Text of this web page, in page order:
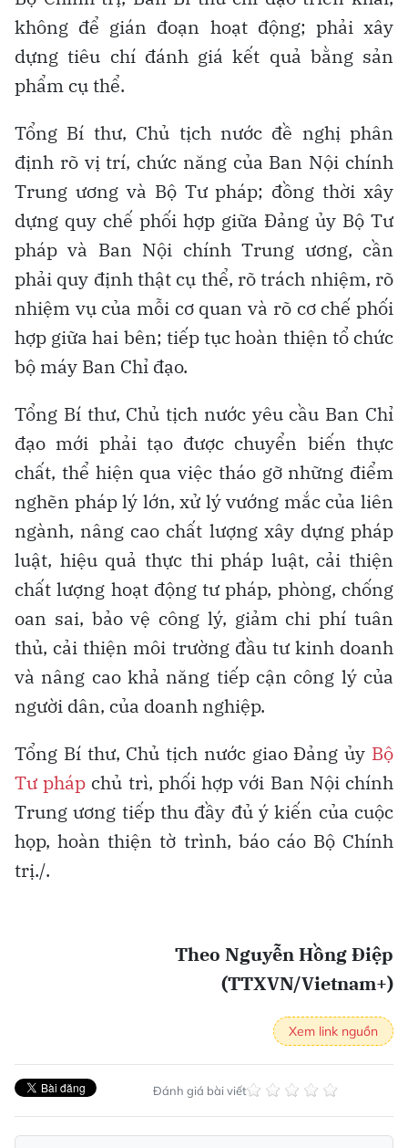
không để gián đoạn hoạt động; phải xây
dựng tiêu chí đánh giá kết quả bằng sản
phẩm cụ thể.
Tổng Bí thư, Chủ tịch nước đề nghị phân
định rõ vị trí, chức năng của Ban Nội chính
Trung ương và Bộ Tư pháp; đồng thời xây
dựng quy chế phối hợp giữa Đảng ủy Bộ Tư
pháp và Ban Nội chính Trung ương, cần
phải quy định thật cụ thể, rõ trách nhiệm, rõ
nhiệm vụ của mỗi cơ quan và rõ cơ chế phối
hợp giữa hai bên; tiếp tục hoàn thiện tổ chức
bộ máy Ban Chỉ đạo.
Tổng Bí thư, Chủ tịch nước yêu cầu Ban Chỉ
đạo mới phải tạo được chuyển biến thực
chất, thể hiện qua việc tháo gỡ những điểm
nghẽn pháp lý lớn, xử lý vướng mắc của liên
ngành, nâng cao chất lượng xây dựng pháp
luật, hiệu quả thực thi pháp luật, cải thiện
chất lượng hoạt động tư pháp, phòng, chống
oan sai, bảo vệ công lý, giảm chi phí tuân
thủ, cải thiện môi trường đầu tư kinh doanh
và nâng cao khả năng tiếp cận công lý của
người dân, của doanh nghiệp.
Tổng Bí thư, Chủ tịch nước giao Đảng ủy Bộ
Tư pháp chủ trì, phối hợp với Ban Nội chính
Trung ương tiếp thu đầy đủ ý kiến của cuộc
họp, hoàn thiện tờ trình, báo cáo Bộ Chính
trị./.
Theo Nguyễn Hồng Điệp
(TTXVN/Vietnam+)
Xem link nguồn
Đánh giá bài viết